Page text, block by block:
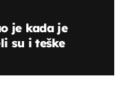
je kada je
su i teške